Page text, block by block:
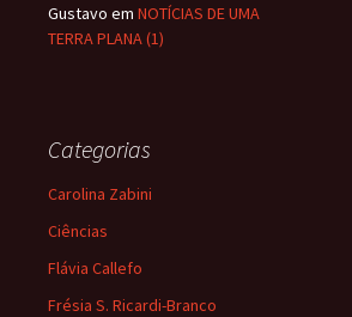
Gustavo em NOTÍCIAS DE UMA
TERRA PLANA (1)
Categorias
Carolina Zabini
Ciências
Flávia Callefo
Frésia S. Ricardi-Branco